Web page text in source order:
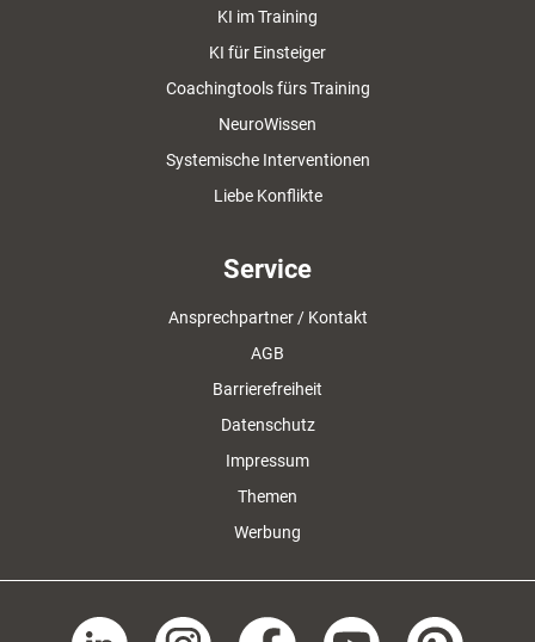
KI im Training
KI für Einsteiger
Coachingtools fürs Training
NeuroWissen
Systemische Interventionen
Liebe Konflikte
Service
Ansprechpartner / Kontakt
AGB
Barrierefreiheit
Datenschutz
Impressum
Themen
Werbung